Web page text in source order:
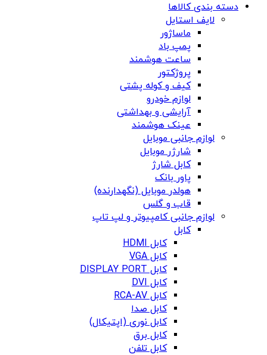
دسته بندی کالاها
لایف استایل
ماساژور
پمپ باد
ساعت هوشمند
پروژکتور
کیف و کوله پشتی
لوازم خودرو
آرایشی و بهداشتی
عینک هوشمند
لوازم جانبی موبایل
شارژر موبایل
کابل شارژ
پاور بانک
هولدر موبایل (نگهدارنده)
قاب و گلس
لوازم جانبی کامپیوتر و لپ تاپ
کابل
کابل HDMI
کابل VGA
کابل DISPLAY PORT
کابل DVI
کابل RCA-AV
کابل صدا
کابل نوری (اپتیکال)
کابل برق
کابل تلفن